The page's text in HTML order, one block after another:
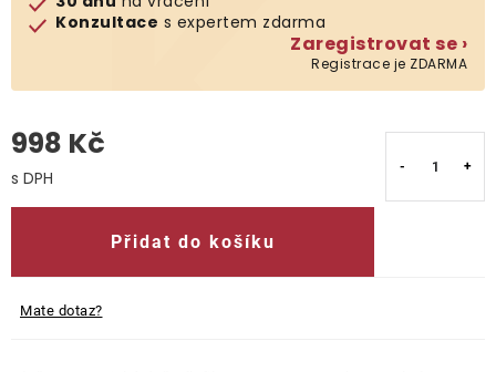
Konzultace s expertem zdarma
Zaregistrovat se ›
Registrace je ZDARMA
998 Kč
Přidat do košíku
Mate dotaz?